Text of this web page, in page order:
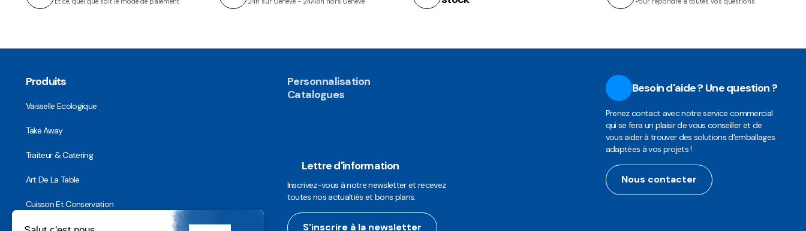
Produits
Vaisselle Ecologique
Take Away
Traiteur & Catering
Art De La Table
Cuisson Et Conservation
Hygiène, Sécurité et Traçabilité
Personnalisation
Catalogues
Lettre d'information
Inscrivez-vous à notre newsletter et recevez
toutes nos actualtiés et bons plans.
S'inscrire à la newsletter
Besoin d'aide ? Une question ?
Prenez contact avec notre service commercial
qui se fera un plaisir de vous conseiller et de
vous aider à trouver des solutions d'emballages
adaptées à vos projets !
Nous contacter